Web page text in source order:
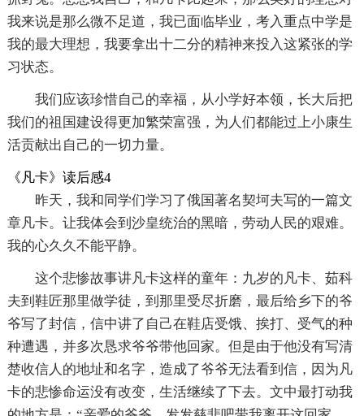
我来说是那么微不足道，我已面临毕业，考入重点中学是
我的最大理想，我要拿出十二分的精神来投入这紧张的学
习状态。
我们应该珍惜自己的幸福，从小学好本领，长大后把
我们的祖国建设得更加繁荣富强，为人们都能过上小康生
活贡献出自己的一切力量。
《凡卡》读后感4
昨天，我和同学们学习了俄国著名契坷夫写的一篇文
章凡卡。让我体会到沙皇统治的黑暗，劳动人民的艰难。
我的心久久不能平静。
这个悲惨故事讲凡卡这样的童年：九岁的凡卡、茹科
夫到鞋匠那里做学徒，到那里受尽折磨，最后给乡下的爷
爷写了封信，信中讲了自己在鞋店受饿、挨打、受气的种
种遭遇，并多次恳求爷爷带他回家。但是由于他没有写清
楚收信人的地址和名字，造成了爷爷无法看到信，因为凡
卡的悲惨命运没有改变，生活继续了下去。文中最打动我